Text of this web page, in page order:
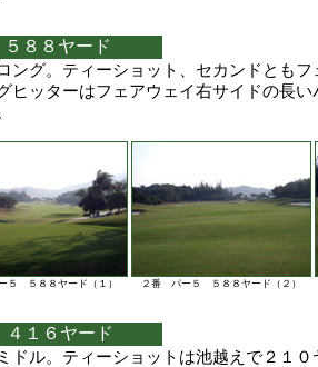
８８ヤード
ング。ティーショット、セカンドとも
ヒッターはフェアウェイ右サイドの長
２番 パー５ ５８８ヤード（２）
５ ５８８ヤード（１）
１６ヤード
ドル。ティーショットは池越えで２１